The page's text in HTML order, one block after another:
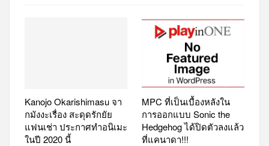
Kanojo Okarishimasu จา
กมังงะเรื่อง สะดุดรักยัย
แฟนเช่า ประกาศทำอนิเมะ
ในปี 2020 นี้
MPC ที่เป็นเบื้องหลังใน
การออกแบบ Sonic the
Hedgehog ได้ปิดตัวลงแล้ว
ที่แคนาดา!!!